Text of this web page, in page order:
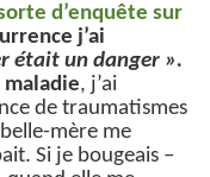
d’enquête sur
j’ai
était un danger ».
maladie, j’ai
de traumatismes
mère me
Si je bougeais –